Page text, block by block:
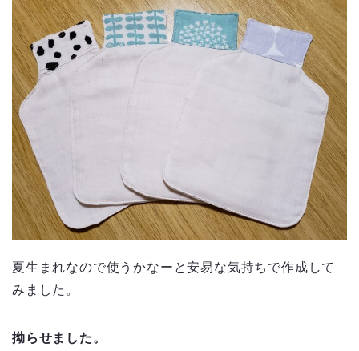
夏生まれなので使うかなーと安易な気持ちで作成して
みました。
拗らせました。